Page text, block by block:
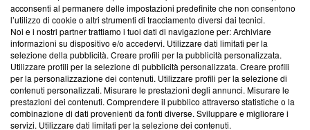
Team editoriale
Corporate
Redazione
Informativa Privacy
Cookie Policy
acconsenti al permanere delle impostazioni predefinite che non consentono
l’utilizzo di cookie o altri strumenti di tracciamento diversi dai tecnici.
Noi e i nostri partner trattiamo i tuoi dati di navigazione per: Archiviare
informazioni su dispositivo e/o accedervi. Utilizzare dati limitati per la
selezione della pubblicità. Creare profili per la pubblicità personalizzata.
Utilizzare profili per la selezione di pubblicità personalizzata. Creare profili
per la personalizzazione dei contenuti. Utilizzare profili per la selezione di
contenuti personalizzati. Misurare le prestazioni degli annunci. Misurare le
prestazioni dei contenuti. Comprendere il pubblico attraverso statistiche o la
combinazione di dati provenienti da fonti diverse. Sviluppare e migliorare i
servizi. Utilizzare dati limitati per la selezione dei contenuti.